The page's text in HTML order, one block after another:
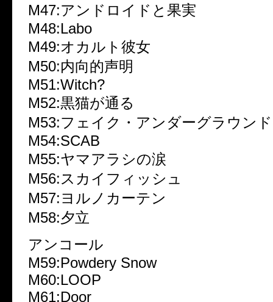
M47:アンドロイドと果実
M48:Labo
M49:オカルト彼女
M50:内向的声明
M51:Witch?
M52:黒猫が通る
M53:フェイク・アンダーグラウンド
M54:SCAB
M55:ヤマアラシの涙
M56:スカイフィッシュ
M57:ヨルノカーテン
M58:夕立
アンコール
M59:Powdery Snow
M60:LOOP
M61:Door